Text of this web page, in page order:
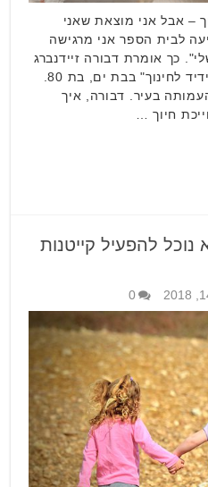
– אבל אני מוצאת שאני
לבית הספר אני מרגישה
כך אומרת דבורה זיידנברג
– מתנדבת ותיקה בעמותת "ידיד לחינוך" בבת ים, בת 80.
בעיר. דבורה, איך
חיוך …
נוכל להפעיל קייטנות
0